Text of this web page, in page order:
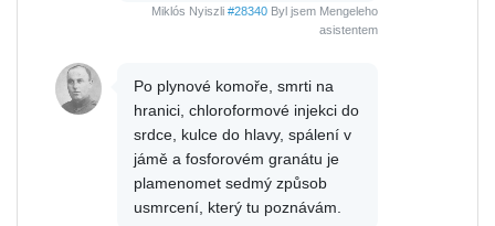
Miklós Nyiszli #28340 Byl jsem Mengeleho
asistentem
Po plynové komoře, smrti na
hranici, chloroformové injekci do
srdce, kulce do hlavy, spálení v
jámě a fosforovém granátu je
plamenomet sedmý způsob
usmrcení, který tu poznávám.